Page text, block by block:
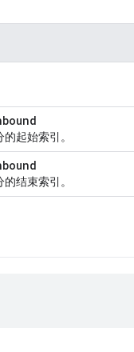
起始索引。
结束索引。